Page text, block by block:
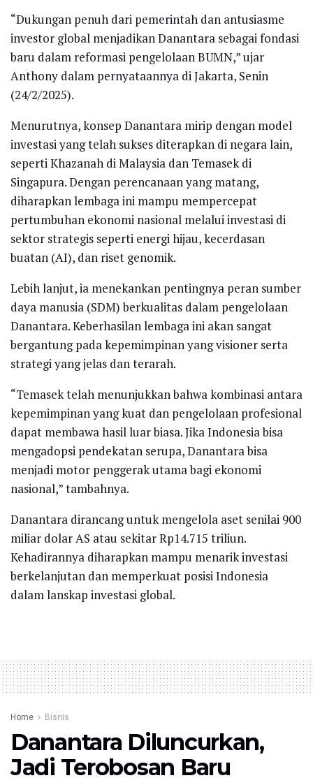
“Dukungan penuh dari pemerintah dan antusiasme
investor global menjadikan Danantara sebagai fondasi
baru dalam reformasi pengelolaan BUMN,” ujar
Anthony dalam pernyataannya di Jakarta, Senin
(24/2/2025).
Menurutnya, konsep Danantara mirip dengan model
investasi yang telah sukses diterapkan di negara lain,
seperti Khazanah di Malaysia dan Temasek di
Singapura. Dengan perencanaan yang matang,
diharapkan lembaga ini mampu mempercepat
pertumbuhan ekonomi nasional melalui investasi di
sektor strategis seperti energi hijau, kecerdasan
buatan (AI), dan riset genomik.
Lebih lanjut, ia menekankan pentingnya peran sumber
daya manusia (SDM) berkualitas dalam pengelolaan
Danantara. Keberhasilan lembaga ini akan sangat
bergantung pada kepemimpinan yang visioner serta
strategi yang jelas dan terarah.
“Temasek telah menunjukkan bahwa kombinasi antara
kepemimpinan yang kuat dan pengelolaan profesional
dapat membawa hasil luar biasa. Jika Indonesia bisa
mengadopsi pendekatan serupa, Danantara bisa
menjadi motor penggerak utama bagi ekonomi
nasional,” tambahnya.
Danantara dirancang untuk mengelola aset senilai 900
miliar dolar AS atau sekitar Rp14.715 triliun.
Kehadirannya diharapkan mampu menarik investasi
berkelanjutan dan memperkuat posisi Indonesia
dalam lanskap investasi global.
Home Bisnis
Danantara Diluncurkan,
Jadi Terobosan Baru